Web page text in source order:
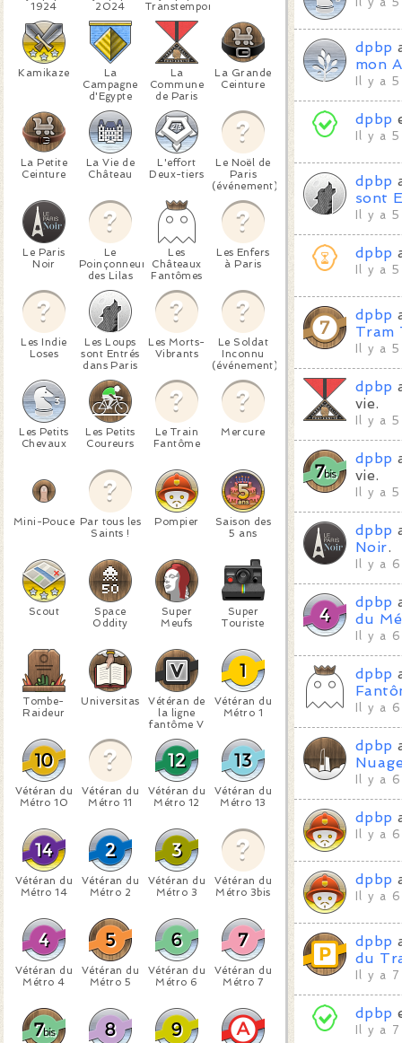
1924
2024
Transtemporels
Kamikaze
La
Campagne
d'Egypte
La
Commune
de Paris
La Grande
Ceinture
La Petite
Ceinture
La Vie de
Château
L'effort
Deux-tiers
Le Noël de
Paris
(événement)
Le Paris
Noir
Le
Poinçonneur
des Lilas
Les
Châteaux
Fantômes
Les Enfers
à Paris
Les Indie
Loses
Les Loups
sont Entrés
dans Paris
Les Morts-
Vibrants
Le Soldat
Inconnu
(événement)
Les Petits
Chevaux
Les Petits
Coureurs
Le Train
Fantôme
Mercure
Mini-Pouce Par tous les
Saints !
Pompier
Saison des
5 ans
Scout
Space
Oddity
Super
Meufs
Super
Touriste
Tombe-
Raideur
Universitas
Vétéran de
la ligne
fantôme V
Vétéran du
Métro 1
Vétéran du
Métro 10
Vétéran du
Métro 11
Vétéran du
Métro 12
Vétéran du
Métro 13
Vétéran du
Métro 14
Vétéran du
Métro 2
Vétéran du
Métro 3
Vétéran du
Métro 3bis
Vétéran du
Métro 4
Vétéran du
Métro 5
Vétéran du
Métro 6
Vétéran du
Métro 7
dpbp
mon
Il y a
dpbp
Il y a
dpbp
sont
Il y a
dpbp
Il y a
dpbp
Tram
Il y a
dpbp
vie.
Il y a
dpbp
vie.
Il y a
dpbp
Noir.
Il y a
dpbp
du
Il y a
dpbp
Il y a
dpbp
Il y a
dpbp
Il y a
dpbp
Il y a
dpbp
du
Il y a
dpbp
Il y a